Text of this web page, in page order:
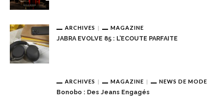
ARCHIVES MAGAZINE
JABRA EVOLVE 85 : L’ECOUTE PARFAITE
ARCHIVES MAGAZINE NEWS DE MODE
Bonobo : Des Jeans Engagés